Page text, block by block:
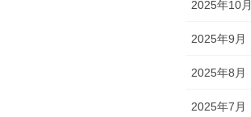
2025年10月
2025年9月
2025年8月
2025年7月